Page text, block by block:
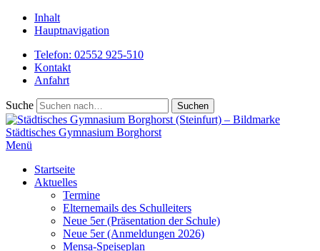
Inhalt
Hauptnavigation
Telefon: 02552 925-510
Kontakt
Anfahrt
Suche
Städtisches Gymnasium Borghorst
Menü
Startseite
Aktuelles
Termine
Elternemails des Schulleiters
Neue 5er (Präsentation der Schule)
Neue 5er (Anmeldungen 2026)
Mensa-Speiseplan